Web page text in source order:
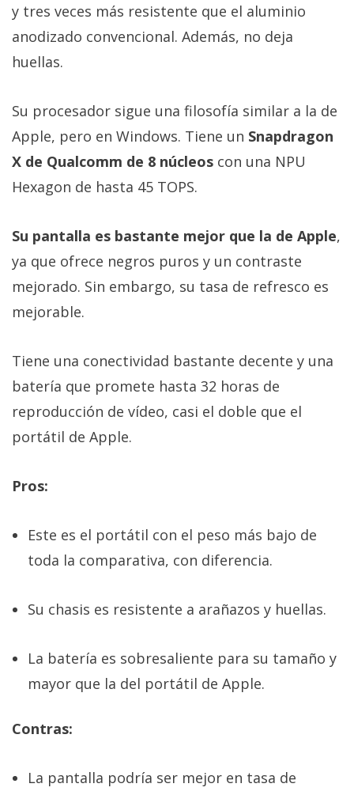
y tres veces más resistente que el aluminio
anodizado convencional. Además, no deja
huellas.
Su procesador sigue una filosofía similar a la de
Apple, pero en Windows. Tiene un Snapdragon
X de Qualcomm de 8 núcleos con una NPU
Hexagon de hasta 45 TOPS.
Su pantalla es bastante mejor que la de Apple,
ya que ofrece negros puros y un contraste
mejorado. Sin embargo, su tasa de refresco es
mejorable.
Tiene una conectividad bastante decente y una
batería que promete hasta 32 horas de
reproducción de vídeo, casi el doble que el
portátil de Apple.
Pros:
Este es el portátil con el peso más bajo de
toda la comparativa, con diferencia.
Su chasis es resistente a arañazos y huellas.
La batería es sobresaliente para su tamaño y
mayor que la del portátil de Apple.
Contras:
La pantalla podría ser mejor en tasa de